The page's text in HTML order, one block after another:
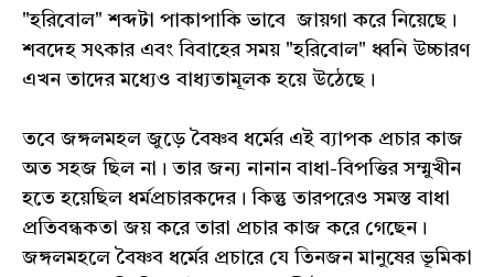
"হরিবোল" শব্দটা পাকাপাকি ভাবে জায়গা করে নিয়েছে।
শবদেহ সৎকার এবং বিবাহের সময় "হরিবোল" ধ্বনি উচ্চারণ
এখন তাদের মধ্যেও বাধ্যতামূলক হয়ে উঠেছে।
তবে জঙ্গলমহল জুড়ে বৈষ্ণব ধর্মের এই ব্যাপক প্রচার কাজ
অত সহজ ছিল না। তার জন্য নানান বাধা-বিপত্তির সম্মুখীন
হতে হয়েছিল ধর্মপ্রচারকদের। কিন্তু তারপরেও সমস্ত বাধা
প্রতিবন্ধকতা জয় করে তারা প্রচার কাজ করে গেছেন।
জঙ্গলমহলে বৈষ্ণব ধর্মের প্রচারে যে তিনজন মানুষের ভূমিকা